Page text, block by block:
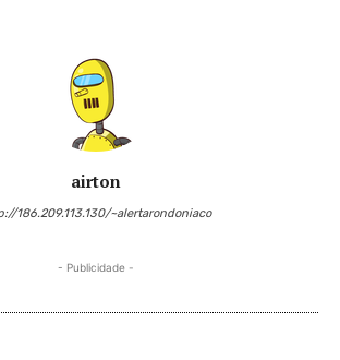
airton
186.209.113.130/~alertarondoniaco
- Publicidade -